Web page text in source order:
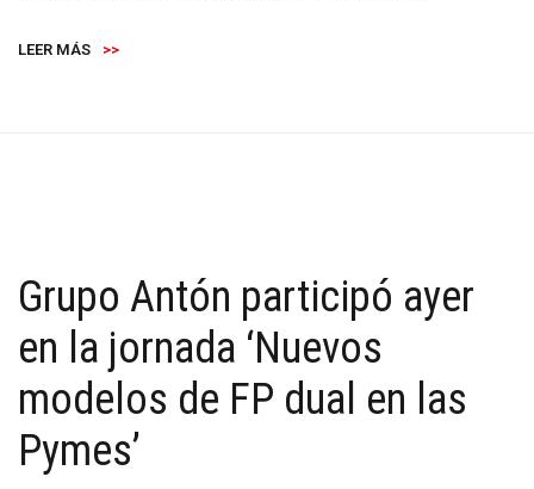
LEER MÁS >>
Grupo Antón participó ayer
en la jornada ‘Nuevos
modelos de FP dual en las
Pymes’